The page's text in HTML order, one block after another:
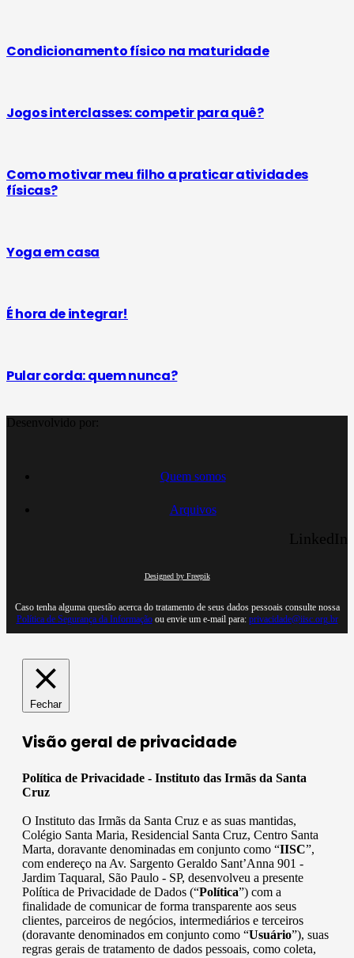
Condicionamento físico na maturidade
Jogos interclasses: competir para quê?
Como motivar meu filho a praticar atividades
físicas?
Yoga em casa
É hora de integrar!
Pular corda: quem nunca?
Desenvolvido por:
Quem somos
Arquivos
LinkedIn
Designed by Freepik
Caso tenha alguma questão acerca do tratamento de seus dados pessoais consulte nossa
Política de Segurança da Informaçãoou envie um e-mail para: privacidade@iisc.org.br
Fechar
Visão geral de privacidade
Política de Privacidade - Instituto das Irmãs da Santa
Cruz
O Instituto das Irmãs da Santa Cruz e as suas mantidas,
Colégio Santa Maria, Residencial Santa Cruz, Centro Santa
Marta, doravante denominadas em conjunto como “IISC”,
com endereço na Av. Sargento Geraldo Sant’Anna 901 -
Jardim Taquaral, São Paulo - SP, desenvolveu a presente
Política de Privacidade de Dados (“Política”) com a
finalidade de comunicar de forma transparente aos seus
clientes, parceiros de negócios, intermediários e terceiros
(doravante denominados em conjunto como “Usuário”), suas
regras gerais de tratamento de dados pessoais, como coleta,